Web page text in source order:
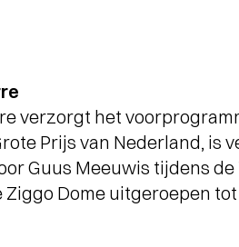
verzorgt het
Prijs van Nederland, is
Guus Meeuwis tijdens
Dome uitgeroepen